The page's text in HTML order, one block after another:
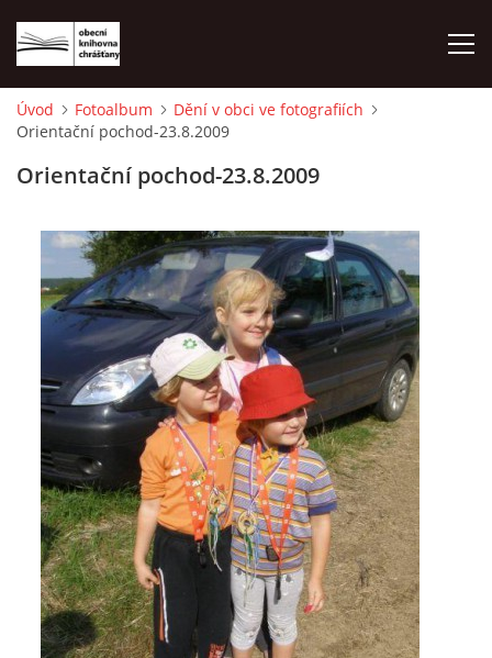
ÚVOD
VÝPŮJČNÍ DOBA
KONTAKTY
ON-LINE KATALOG
WEBOVÁ KAMERA
VIDEA Z DRONU
STREET ART
Úvod Fotoalbum
Dění v obci ve fotografiích
Orientační pochod-23.8.2009
Orientační pochod-23.8.2009